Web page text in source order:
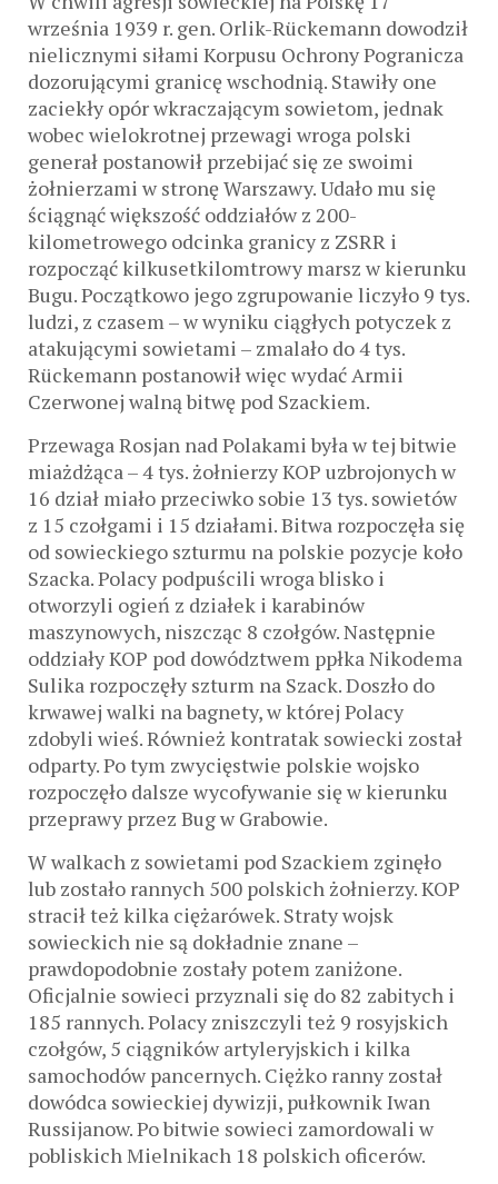
września 1939 r. gen. Orlik-Rückemann dowodził
nielicznymi siłami Korpusu Ochrony Pogranicza
dozorującymi granicę wschodnią. Stawiły one
zaciekły opór wkraczającym sowietom, jednak
wobec wielokrotnej przewagi wroga polski
generał postanowił przebijać się ze swoimi
żołnierzami w stronę Warszawy. Udało mu się
ściągnąć większość oddziałów z 200-
kilometrowego odcinka granicy z ZSRR i
rozpocząć kilkusetkilomtrowy marsz w kierunku
Bugu. Początkowo jego zgrupowanie liczyło 9 tys.
ludzi, z czasem – w wyniku ciągłych potyczek z
atakującymi sowietami – zmalało do 4 tys.
Rückemann postanowił więc wydać Armii
Czerwonej walną bitwę pod Szackiem.
Przewaga Rosjan nad Polakami była w tej bitwie
miażdżąca – 4 tys. żołnierzy KOP uzbrojonych w
16 dział miało przeciwko sobie 13 tys. sowietów
z 15 czołgami i 15 działami. Bitwa rozpoczęła się
od sowieckiego szturmu na polskie pozycje koło
Szacka. Polacy podpuścili wroga blisko i
otworzyli ogień z działek i karabinów
maszynowych, niszcząc 8 czołgów. Następnie
oddziały KOP pod dowództwem ppłka Nikodema
Sulika rozpoczęły szturm na Szack. Doszło do
krwawej walki na bagnety, w której Polacy
zdobyli wieś. Również kontratak sowiecki został
odparty. Po tym zwycięstwie polskie wojsko
rozpoczęło dalsze wycofywanie się w kierunku
przeprawy przez Bug w Grabowie.
W walkach z sowietami pod Szackiem zginęło
lub zostało rannych 500 polskich żołnierzy. KOP
stracił też kilka ciężarówek. Straty wojsk
sowieckich nie są dokładnie znane –
prawdopodobnie zostały potem zaniżone.
Oficjalnie sowieci przyznali się do 82 zabitych i
185 rannych. Polacy zniszczyli też 9 rosyjskich
czołgów, 5 ciągników artyleryjskich i kilka
samochodów pancernych. Ciężko ranny został
dowódca sowieckiej dywizji, pułkownik Iwan
Russijanow. Po bitwie sowieci zamordowali w
pobliskich Mielnikach 18 polskich oficerów.